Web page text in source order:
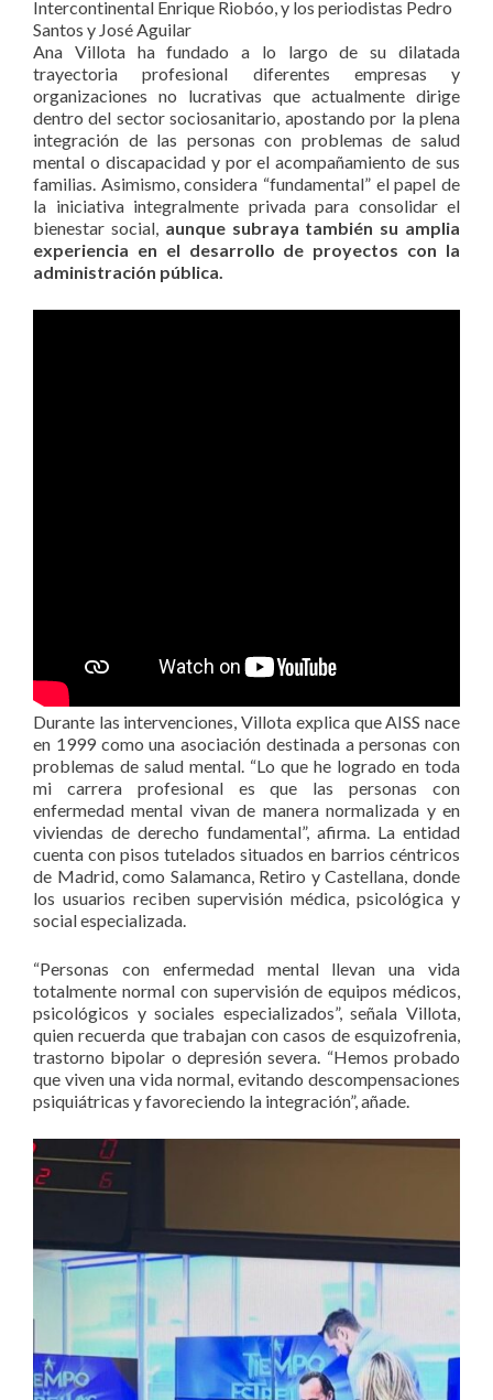
Intercontinental Enrique Riobóo, y los periodistas Pedro
Santos y José Aguilar
Ana Villota ha fundado a lo largo de su dilatada
trayectoria profesional diferentes empresas y
organizaciones no lucrativas que actualmente dirige
dentro del sector sociosanitario, apostando por la plena
integración de las personas con problemas de salud
mental o discapacidad y por el acompañamiento de sus
familias. Asimismo, considera “fundamental” el papel de
la iniciativa integralmente privada para consolidar el
bienestar social, aunque subraya también su amplia
experiencia en el desarrollo de proyectos con la
administración pública.
Durante las intervenciones, Villota explica que AISS nace
en 1999 como una asociación destinada a personas con
problemas de salud mental. “Lo que he logrado en toda
mi carrera profesional es que las personas con
enfermedad mental vivan de manera normalizada y en
viviendas de derecho fundamental”, afirma. La entidad
cuenta con pisos tutelados situados en barrios céntricos
de Madrid, como Salamanca, Retiro y Castellana, donde
los usuarios reciben supervisión médica, psicológica y
social especializada.
“Personas con enfermedad mental llevan una vida
totalmente normal con supervisión de equipos médicos,
psicológicos y sociales especializados”, señala Villota,
quien recuerda que trabajan con casos de esquizofrenia,
trastorno bipolar o depresión severa. “Hemos probado
que viven una vida normal, evitando descompensaciones
psiquiátricas y favoreciendo la integración”, añade.